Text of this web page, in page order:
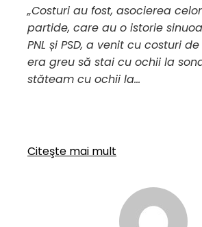
„Costuri au fost, asocierea
partide, care au o istorie
PNL și PSD, a venit cu costuri
era greu să stai cu ochii la
stăteam cu ochii la…
Citeşte mai mult